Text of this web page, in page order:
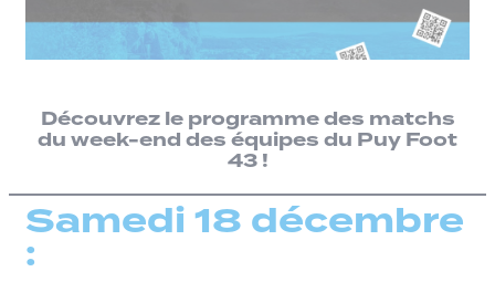
Découvrez le programme des matchs
du week-end des équipes du Puy Foot
43 !
Samedi 18 décembre
: